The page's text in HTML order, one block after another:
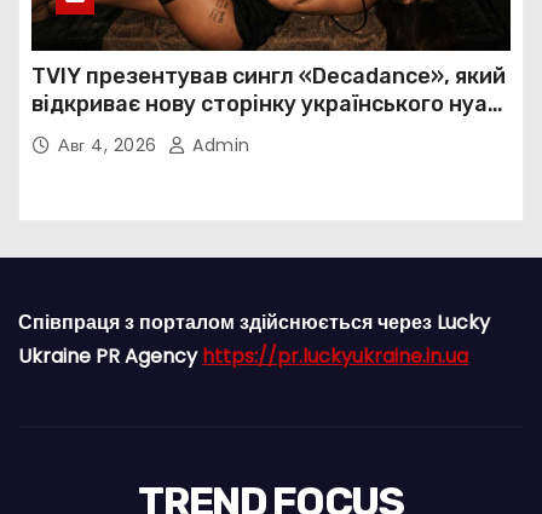
TVIY презентував сингл «Decadance», який
відкриває нову сторінку українського нуар-
попуАвг 4, 2026 Admin
Співпраця з порталом здійснюється через Lucky
Ukraine PR Agencyhttps://pr.luckyukraine.in.ua
TREND FOCUS